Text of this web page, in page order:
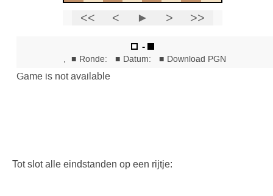
Tot slot alle eindstanden op een rijtje: